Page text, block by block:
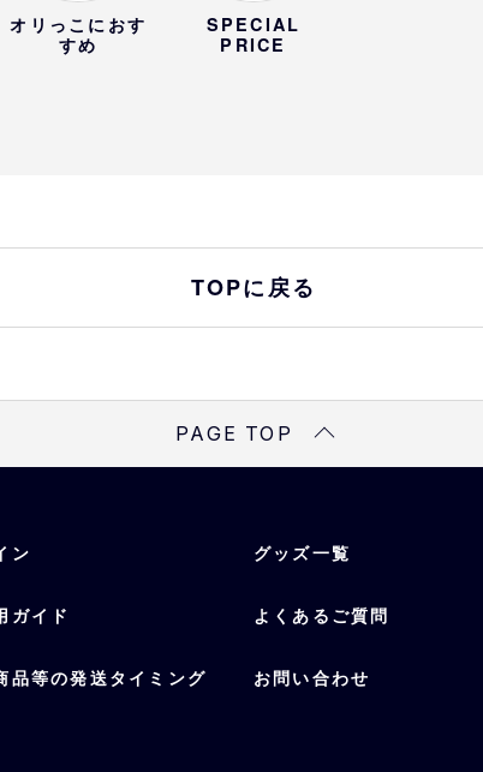
オリっこにおす
すめ
SPECIAL
PRICE
TOPに戻る
PAGE TOP
ン グッズ一覧
ガイド よくあるご質問
品等の発送タイミング お問い合わせ